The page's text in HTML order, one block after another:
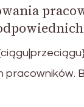
pracowników.